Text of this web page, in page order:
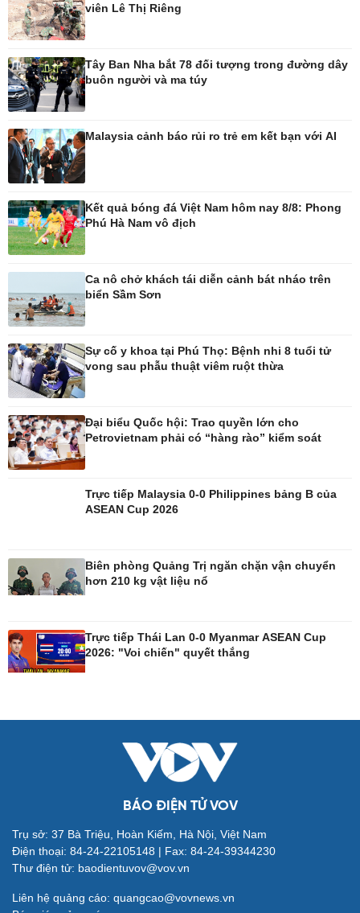
Kinh tế
Bất động sản
Khởi nghiệp
Thị trường
Giá vàng
Chứng khoán
Pháp luật
Vụ án
Tin nóng
Tư vấn luật
Bóng đá quốc tế
Hậu trường
Ô tô - Xe máy
Ô tô
Doanh nghiệp
Doanh nhân
Tin Công nghệ
Trải nghiệm
Chuyển đổi số
Cây thuốc
Sản phụ khoa
Ăn sạch sống khỏe
Đời sống
Nhà đẹp
Tình yêu - Gia đình
Văn hóa
Sân khấu - Điện ảnh
Di sản
viên Lê Thị Riêng
Tây Ban Nha bắt 78 đối tượng trong đường dây
buôn người và ma túy
Malaysia cảnh báo rủi ro trẻ em kết bạn với AI
Kết quả bóng đá Việt Nam hôm nay 8/8: Phong
Phú Hà Nam vô địch
Ca nô chở khách tái diễn cảnh bát nháo trên
biển Sầm Sơn
Sự cố y khoa tại Phú Thọ: Bệnh nhi 8 tuổi tử
vong sau phẫu thuật viêm ruột thừa
Đại biểu Quốc hội: Trao quyền lớn cho
Petrovietnam phải có “hàng rào” kiểm soát
Trực tiếp Malaysia 0-0 Philippines bảng B của
ASEAN Cup 2026
Biên phòng Quảng Trị ngăn chặn vận chuyển
hơn 210 kg vật liệu nổ
Trực tiếp Thái Lan 0-0 Myanmar ASEAN Cup
2026: "Voi chiến" quyết thắng
BÁO ĐIỆN TỬ VOV
Trụ sở: 37 Bà Triệu, Hoàn Kiếm, Hà Nội, Việt Nam
Điện thoại: 84-24-22105148 | Fax: 84-24-39344230
Thư điện tử: baodientuvov@vov.vn
Liên hệ quảng cáo: quangcao@vovnews.vn